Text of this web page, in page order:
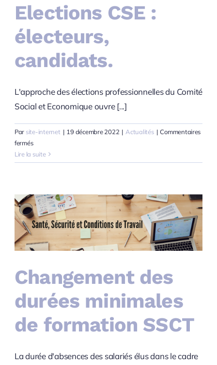
Elections CSE :
électeurs,
candidats.
L'approche des élections professionnelles du Comité
Social et Economique ouvre [...]
Par site-internet | 19 décembre 2022 | Actualités | Commentaires
ferméssur
Elections
CSE
candidats.
Lire la suite
Changement des
durées minimales
de formation SSCT
La durée d'absences des salariés élus dans le cadre